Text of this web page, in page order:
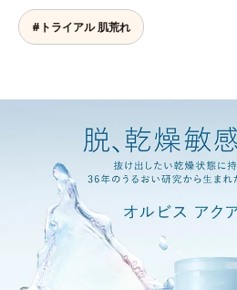
#トライアル 肌荒れ